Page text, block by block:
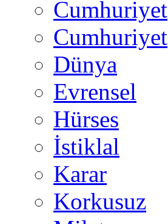
Cumhuriyet
Cumhuriyet
Dünya
Evrensel
Hürses
İstiklal
Karar
Korkusuz